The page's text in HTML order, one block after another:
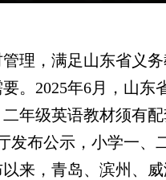
，满足山东省义务
。2025年6月，山
年级英语教材须有
发布公示，小学一、
来，青岛、滨州、